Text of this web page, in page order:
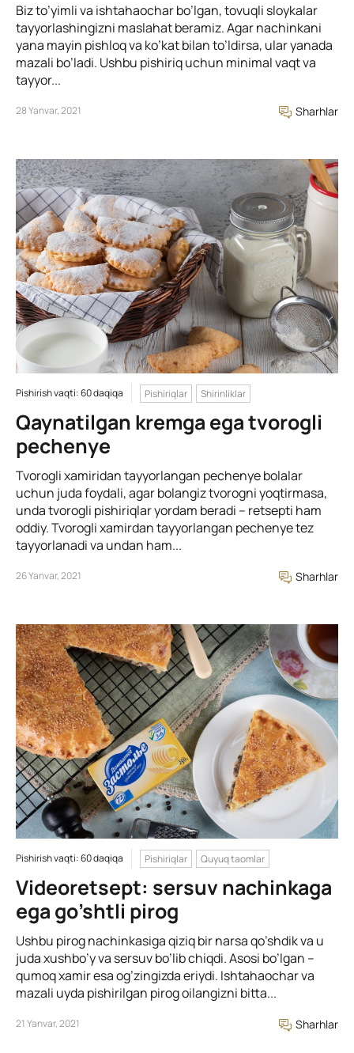
Biz to’yimli va ishtahaochar bo’lgan, tovuqli sloykalar
tayyorlashingizni maslahat beramiz. Agar nachinkani
yana mayin pishloq va ko’kat bilan to’ldirsa, ular yanada
mazali bo’ladi. Ushbu pishiriq uchun minimal vaqt va
tayyor...
28 Yanvar, 2021 Sharhlar
Pishirish vaqti: 60 daqiqa Pishiriqlar Shirinliklar
Qaynatilgan kremga ega tvorogli
pechenye
Tvorogli xamiridan tayyorlangan pechenye bolalar
uchun juda foydali, agar bolangiz tvorogni yoqtirmasa,
unda tvorogli pishiriqlar yordam beradi – retsepti ham
oddiy. Tvorogli xamirdan tayyorlangan pechenye tez
tayyorlanadi va undan ham...
26 Yanvar, 2021 Sharhlar
Pishirish vaqti: 60 daqiqa Pishiriqlar Quyuq taomlar
Videoretsept: sersuv nachinkaga
ega go’shtli pirog
Ushbu pirog nachinkasiga qiziq bir narsa qo’shdik va u
juda xushbo’y va sersuv bo’lib chiqdi. Asosi bo’lgan –
qumoq xamir esa og’zingizda eriydi. Ishtahaochar va
mazali uyda pishirilgan pirog oilangizni bitta...
21 Yanvar, 2021 Sharhlar